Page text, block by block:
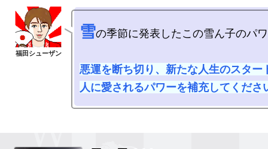
雪の季節に発表したこの雪ん子のパ
悪運を断ち切り、新たな人生のスター
人に愛されるパワーを補充してくださ